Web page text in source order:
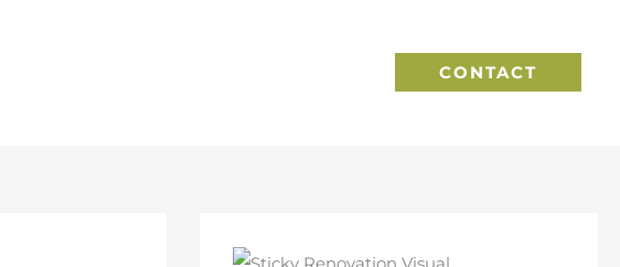
CONTACT